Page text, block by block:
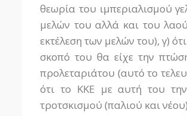
θεωρία του ιμπεριαλισμού
μελών του αλλά και του
εκτέλεση των μελών του), γ)
σκοπό του θα είχε την
προλεταριάτου (αυτό το
ότι το ΚΚΕ με αυτή του την
τροτσκισμού (παλιού και